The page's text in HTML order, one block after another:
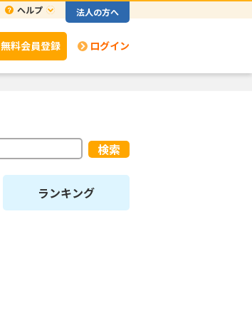
ヘルプ 法人の方へ
無料会員登録 ログイン
検索
ランキング